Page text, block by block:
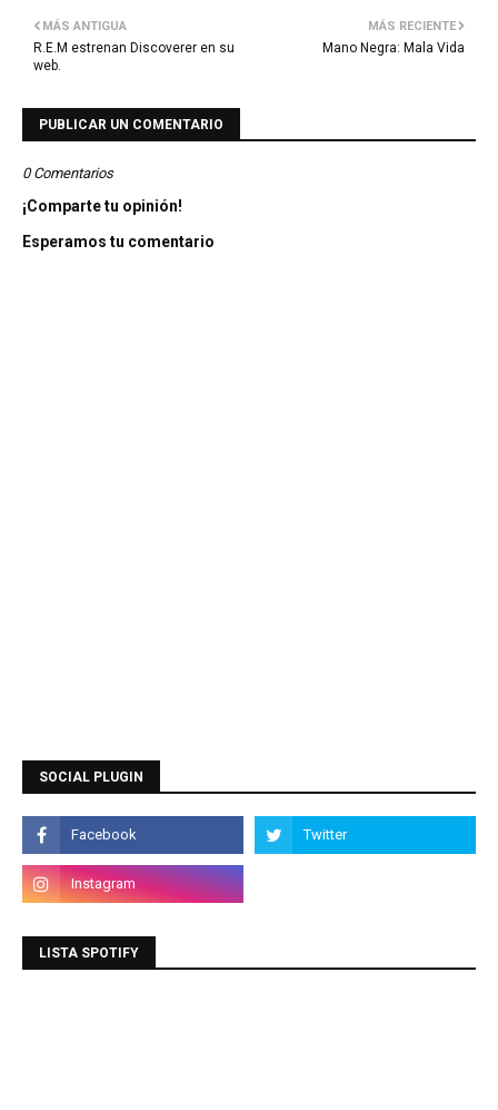
MÁS RECIENTE
Mano Negra: Mala Vida
MÁS ANTIGUA
R.E.M estrenan Discoverer en su
web.
PUBLICAR UN COMENTARIO
0 Comentarios
¡Comparte tu opinión!
Esperamos tu comentario
SOCIAL PLUGIN
LISTA SPOTIFY